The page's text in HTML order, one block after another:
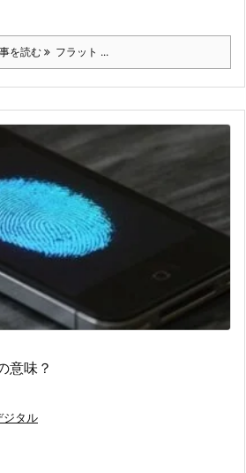
を読む フラット ...
意味？
ジタル